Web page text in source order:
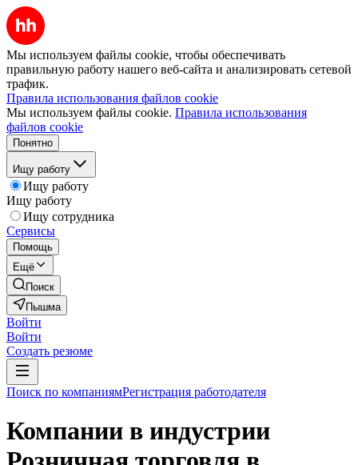
Мы используем файлы cookie, чтобы обеспечивать
правильную работу нашего веб-сайта и анализировать сетевой
трафик.
Правила использования файлов cookie
Мы используем файлы cookie. Правила использования
файлов cookie
Понятно
Ищу работу
Ищу работу
Ищу работу
Ищу сотрудника
Сервисы
Помощь
Ещё
Поиск
Пышма
Войти
Войти
Создать резюме
Поиск по компаниямРегистрация работодателя
Компании в индустрии